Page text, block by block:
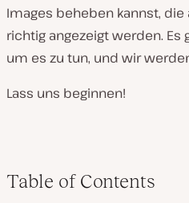
Images beheben kannst,
richtig angezeigt werden. Es
um es zu tun, und wir
Lass uns beginnen!
Table of Contents